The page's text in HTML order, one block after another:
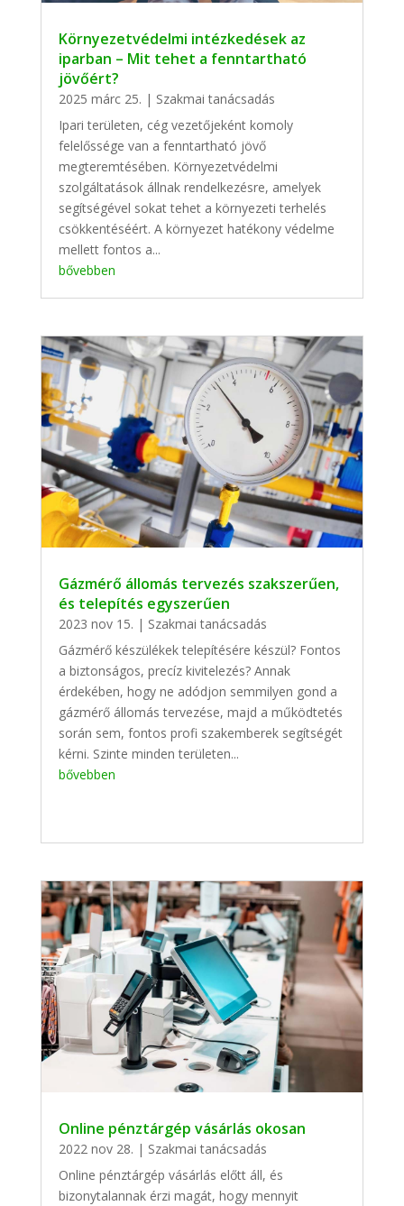
Környezetvédelmi intézkedések az
iparban – Mit tehet a fenntartható
jövőért?
2025 márc 25. | Szakmai tanácsadás
Ipari területen, cég vezetőjeként komoly
felelőssége van a fenntartható jövő
megteremtésében. Környezetvédelmi
szolgáltatások állnak rendelkezésre, amelyek
segítségével sokat tehet a környezeti terhelés
csökkentéséért. A környezet hatékony védelme
mellett fontos a...
bővebben
Gázmérő állomás tervezés szakszerűen,
és telepítés egyszerűen
2023 nov 15. | Szakmai tanácsadás
Gázmérő készülékek telepítésére készül? Fontos
a biztonságos, precíz kivitelezés? Annak
érdekében, hogy ne adódjon semmilyen gond a
gázmérő állomás tervezése, majd a működtetés
során sem, fontos profi szakemberek segítségét
kérni. Szinte minden területen...
bővebben
Online pénztárgép vásárlás okosan
2022 nov 28. | Szakmai tanácsadás
Online pénztárgép vásárlás előtt áll, és
bizonytalannak érzi magát, hogy mennyit